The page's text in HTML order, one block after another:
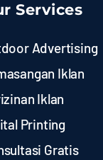
Services
Advertising
Iklan
Iklan
Printing
Gratis